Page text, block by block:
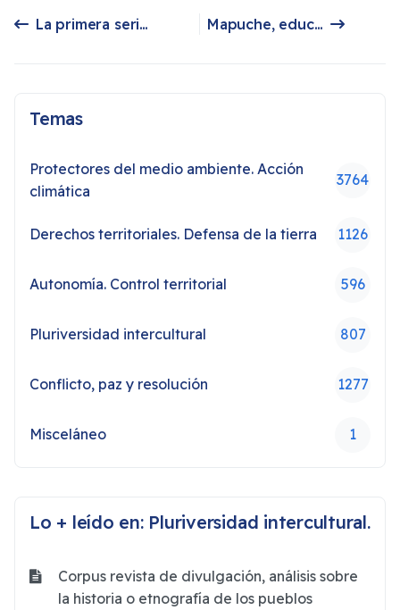
La primera serie documental sobre la cultura mapuche Kulmapu
Artículo siguiente: Mapuche, educación y Chile post 73: Temas urgentes del Museo Histórico Nacional
Mapuche, educación y Chile post 73: Temas urgentes del Museo Histórico Nacional
Temas
Protectores del medio ambiente. Acción
climática
3764
Derechos territoriales. Defensa de la tierra 1126
Autonomía. Control territorial 596
Pluriversidad intercultural 807
Conflicto, paz y resolución 1277
Misceláneo 1
Lo + leído en: Pluriversidad intercultural.
Corpus revista de divulgación, análisis sobre
la historia o etnografía de los pueblos